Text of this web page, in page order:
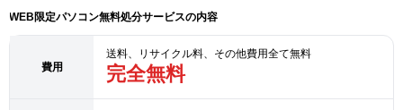
WEB限定パソコン無料処分サービスの内容
費用
送料、リサイクル料、その他費用全て無料
完全無料